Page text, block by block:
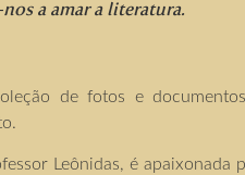
a amar a literatura.
de fotos e
Leônidas, é apaixonada